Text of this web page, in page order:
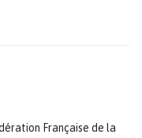
Française de la